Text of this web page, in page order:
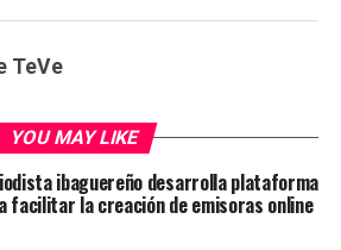
TeVe
YOU MAY LIKE
ibaguereño desarrolla plataforma
facilitar la creación de emisoras online